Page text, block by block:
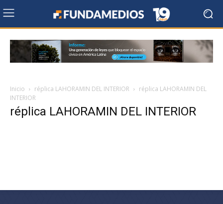
Inicio réplica LAHORAMIN DEL INTERIOR
réplica LAHORAMIN DEL
INTERIOR
réplica LAHORAMIN DEL INTERIOR